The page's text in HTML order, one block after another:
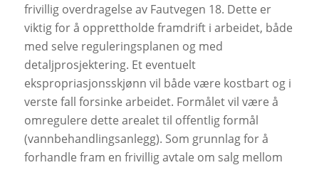
frivillig overdragelse av Fautvegen 18. Dette er
viktig for å opprettholde framdrift i arbeidet, både
med selve reguleringsplanen og med
detaljprosjektering. Et eventuelt
ekspropriasjonsskjønn vil både være kostbart og i
verste fall forsinke arbeidet. Formålet vil være å
omregulere dette arealet til offentlig formål
(vannbehandlingsanlegg). Som grunnlag for å
forhandle fram en frivillig avtale om salg mellom